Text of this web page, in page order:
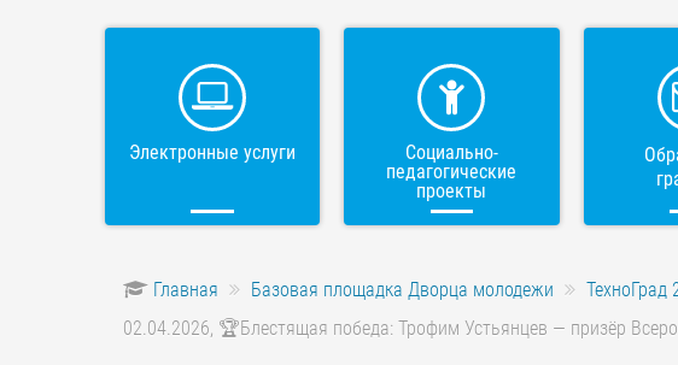
Электронные услуги
Социально-
педагогические
проекты
Главная Базовая площадка Дворца молодежи ТехноГрад
02.04.2026, 🏆Блестящая победа: Трофим Устьянцев — призёр